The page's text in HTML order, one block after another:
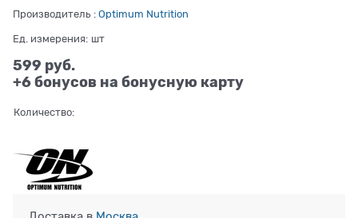
Производитель : Optimum Nutrition
Ед. измерения: шт
599 руб.
+6 бонусов на бонусную карту
Количество: